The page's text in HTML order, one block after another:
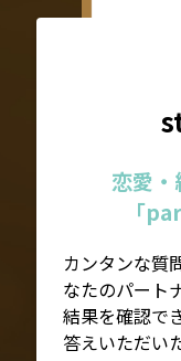
恋愛
「
カンタンな質
なたのパート
結果を確認で
答えいただい